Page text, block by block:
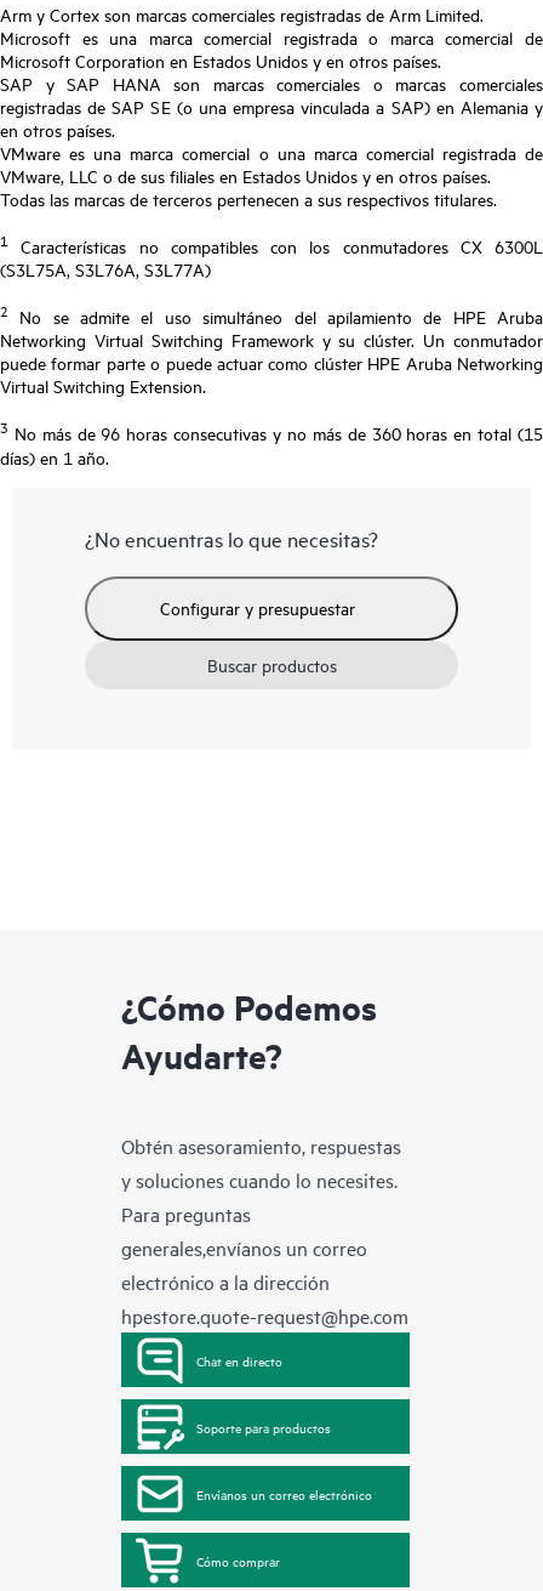
Arm y Cortex son marcas comerciales registradas de Arm Limited.
Microsoft es una marca comercial registrada o marca comercial de
Microsoft Corporation en Estados Unidos y en otros países.
SAP y SAP HANA son marcas comerciales o marcas comerciales
registradas de SAP SE (o una empresa vinculada a SAP) en Alemania y
en otros países.
VMware es una marca comercial o una marca comercial registrada de
VMware, LLC o de sus filiales en Estados Unidos y en otros países.
Todas las marcas de terceros pertenecen a sus respectivos titulares.
1
Características no compatibles con los conmutadores CX 6300L
(S3L75A, S3L76A, S3L77A)
2
No se admite el uso simultáneo del apilamiento de HPE Aruba
Networking Virtual Switching Framework y su clúster. Un conmutador
puede formar parte o puede actuar como clúster HPE Aruba Networking
Virtual Switching Extension.
3 No más de 96 horas consecutivas y no más de 360 horas en total (15
días) en 1 año.
¿No encuentras lo que necesitas?
Configurar y presupuestar
Buscar productos
¿Cómo Podemos
Ayudarte?
Obtén asesoramiento, respuestas
y soluciones cuando lo necesites.
Para preguntas
generales,envíanos un correo
electrónico a la dirección
hpestore.quote-request@hpe.com
Chat en directo
Soporte para productos
Envíanos un correo electrónico
Cómo comprar